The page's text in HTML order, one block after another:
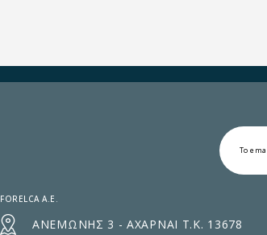
FORELCA A.E.
ΑΝΕΜΩΝΗΣ 3 - ΑΧΑΡΝΑΙ Τ.Κ. 13678